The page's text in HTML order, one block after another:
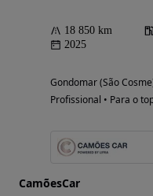
18 850 km
2025
Gondomar (São
Profissional • Para o
CamõesCar